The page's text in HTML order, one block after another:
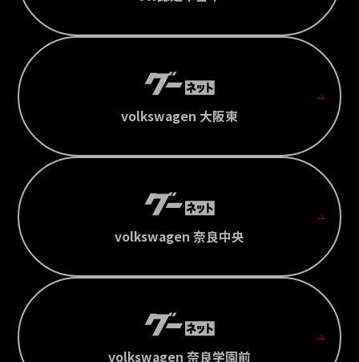
volkswagen 大阪東
volkswagen 奈良中央
volkswagen 奈良学園前